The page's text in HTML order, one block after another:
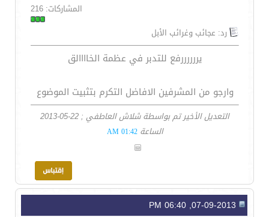
المشاركات: 216
رد: عجائب وغرائب الأبل
يررررررفع للتدبر في عظمة الخاااالق
وارجو من المشرفين الافاضل التكرم بتثبيت الموضوع
التعديل الأخير تم بواسطة شلاش العاطفي ; 22-05-2013
الساعة01:42 AM